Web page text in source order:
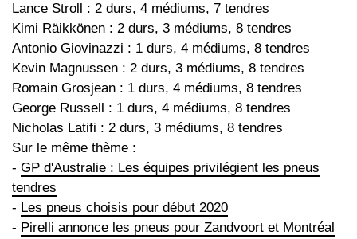
Lance Stroll : 2 durs, 4 médiums, 7 tendres
Kimi Räikkönen : 2 durs, 3 médiums, 8 tendres
Antonio Giovinazzi : 1 durs, 4 médiums, 8 tendres
Kevin Magnussen : 2 durs, 3 médiums, 8 tendres
Romain Grosjean : 1 durs, 4 médiums, 8 tendres
George Russell : 1 durs, 4 médiums, 8 tendres
Nicholas Latifi : 2 durs, 3 médiums, 8 tendres
Sur le même thème :
- GP d'Australie : Les équipes privilégient les pneus
tendres
- Les pneus choisis pour début 2020
- Pirelli annonce les pneus pour Zandvoort et Montréal